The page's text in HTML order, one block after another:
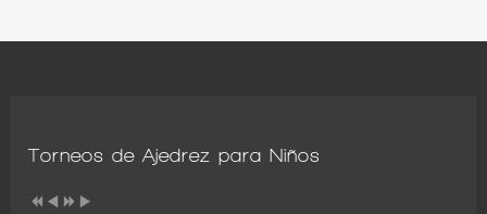
Torneos de Ajedrez para Niños